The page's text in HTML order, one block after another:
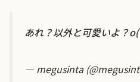
あれ？以外と可愛いよ？
— megusinta